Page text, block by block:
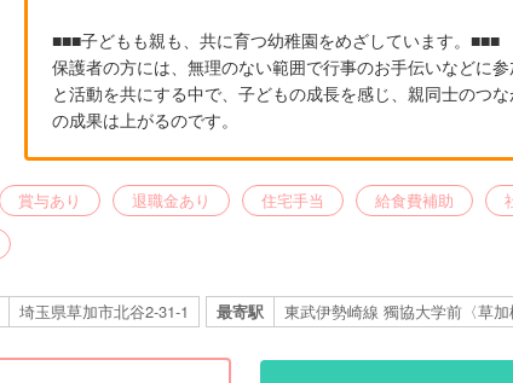
■■■子どもも親も、共に育つ幼稚園をめざしています。■■■
保護者の方には、無理のない範囲で行事のお手伝いなどに
と活動を共にする中で、子どもの成長を感じ、親同士のつ
の成果は上がるのです。
賞与あり 退職金あり 住宅手当 給食費補助
埼玉県草加市北谷2-31-1 最寄駅 東武伊勢崎線 獨協大学前〈草